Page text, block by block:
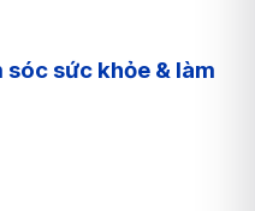
sóc sức khỏe & làm